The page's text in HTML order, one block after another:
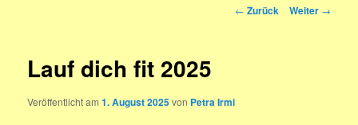
Beitrags-
← Zurück Weiter →
Lauf dich fit 2025
Veröffentlicht am1. August 2025von Petra Irmi